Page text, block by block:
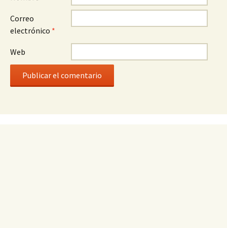
Correo
electrónico *
Web